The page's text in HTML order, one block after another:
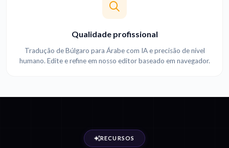
Qualidade profissional
Tradução de Búlgaro para Árabe com IA e precisão de nível
humano. Edite e refine em nosso editor baseado em navegador.
RECURSOS